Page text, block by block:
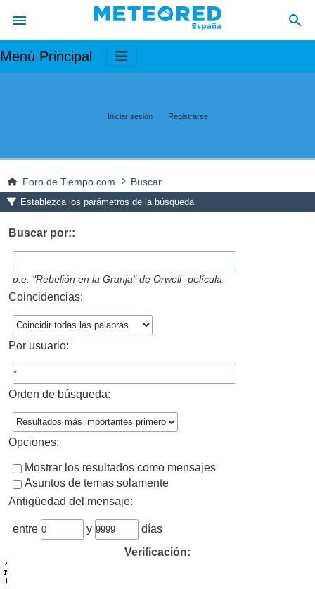
Menú Principal
Iniciar sesión Registrarse
Foro de Tiempo.com Buscar
Establezca los parámetros de la búsqueda
Buscar por::
p.e. "Rebelión en la Granja" de Orwell -película
Coincidencias:
Por usuario:
Orden de búsqueda:
Opciones:
Mostrar los resultados como mensajes
Asuntos de temas solamente
Antigüedad del mensaje:
entre y
días
Verificación: